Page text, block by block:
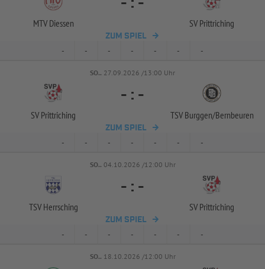
MTV Diessen SV Prittriching
ZUM SPIEL
- - - - - - -
SO.. 27.09.2026 /13:00 Uhr
SV Prittriching
- : -
TSV Burggen/Bernbeuren
ZUM SPIEL
- - - - - - -
SO.. 04.10.2026 /12:00 Uhr
TSV Herrsching
- : -
SV Prittriching
ZUM SPIEL
- - - - - - -
SO.. 18.10.2026 /12:00 Uhr